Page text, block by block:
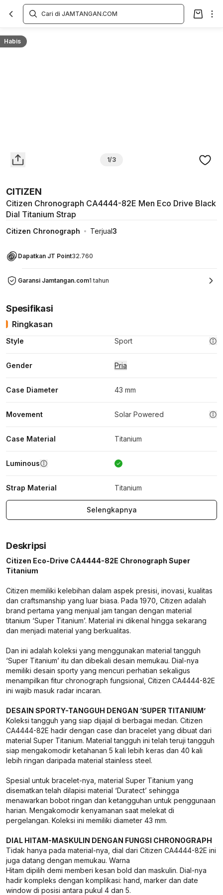
Habis
1/3
CITIZEN
Citizen Chronograph CA4444-82E Men Eco Drive Black
Dial Titanium Strap
Citizen Chronograph Terjual3
Dapatkan JT Point32.760
Garansi Jamtangan.com1 tahun
Overview
Spesifikasi
Ringkasan
Style Sport
Gender Pria
Case Diameter 43 mm
Movement Solar Powered
Case Material Titanium
Luminous
Strap Material Titanium
Selengkapnya
Deskripsi
Citizen Eco-Drive CA4444-82E Chronograph Super
Titanium
Citizen memiliki kelebihan dalam aspek presisi, inovasi, kualitas
dan craftsmanship yang luar biasa. Pada 1970, Citizen adalah
brand pertama yang menjual jam tangan dengan material
titanium ‘Super Titanium’. Material ini dikenal hingga sekarang
dan menjadi material yang berkualitas.
Dan ini adalah koleksi yang menggunakan material tangguh
‘Super Titanium’ itu dan dibekali desain memukau. Dial-nya
memiliki desain sporty yang mencuri perhatian sekaligus
menampilkan fitur chronograph fungsional, Citizen CA4444-82E
ini wajib masuk radar incaran.
DESAIN SPORTY-TANGGUH DENGAN ‘SUPER TITANIUM’
Koleksi tangguh yang siap dijajal di berbagai medan. Citizen
CA4444-82E hadir dengan case dan bracelet yang dibuat dari
material Super Titanium. Material tangguh ini telah teruji tangguh
siap mengakomodir ketahanan 5 kali lebih keras dan 40 kali
lebih ringan daripada material stainless steel.
Spesial untuk bracelet-nya, material Super Titanium yang
disematkan telah dilapisi material ‘Duratect’ sehingga
menawarkan bobot ringan dan ketangguhan untuk penggunaan
harian. Mengakomodir kenyamanan saat melekat di
pergelangan. Koleksi ini memiliki diameter 43 mm.
DIAL HITAM-MASKULIN DENGAN FUNGSI CHRONOGRAPH
Tidak hanya pada material-nya, dial dari Citizen CA4444-82E ini
juga datang dengan memukau. Warna
Hitam dipilih demi memberi kesan bold dan maskulin. Dial-nya
hadir kompleks dengan komplikasi: hand, marker dan date
window di posisi antara pukul 4 dan 5.